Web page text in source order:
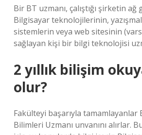
Bir BT uzmanı, çalıştığı şirketin
Bilgisayar teknolojilerinin,
sistemlerin veya web sitesinin
sağlayan kişi bir bilgi teknolojisi
2 yıllık bilişim
olur?
Fakülteyi başarıyla tamamlayanlar
Bilimleri Uzmanı unvanını alırlar.